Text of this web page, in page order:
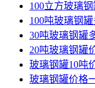
100立方玻璃
100吨玻璃钢
30吨玻璃钢罐
20吨玻璃钢罐
玻璃钢罐10吨
玻璃钢罐价格